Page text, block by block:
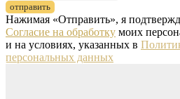
отправить
Нажимая «Отправить», я
Согласие на обработку моих
и на условиях, указанных в
персональных данных